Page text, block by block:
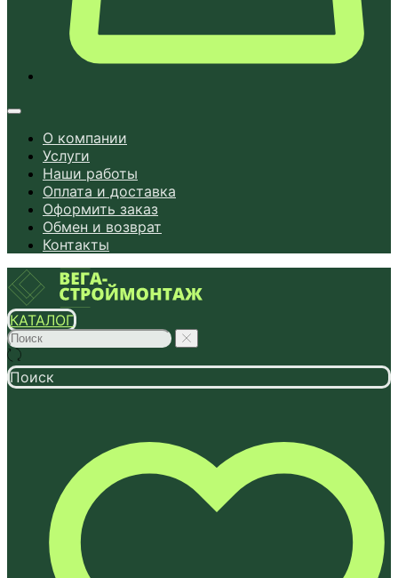
О компании
Услуги
Наши работы
Оплата и доставка
Оформить заказ
Обмен и возврат
Контакты
КАТАЛОГ
Поиск